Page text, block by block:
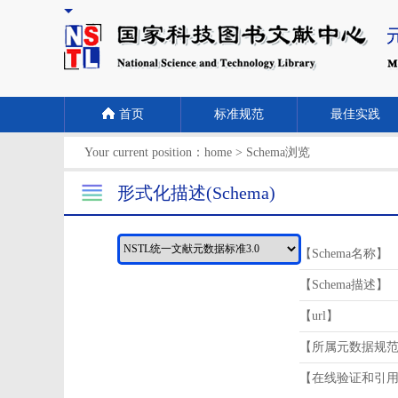
首页 标准规范 最佳实践
Your current position： home > Schema浏览
形式化描述(Schema)
【Schema名称】
【Schema描述】
【url】
【所属元数据规
【在线验证和引